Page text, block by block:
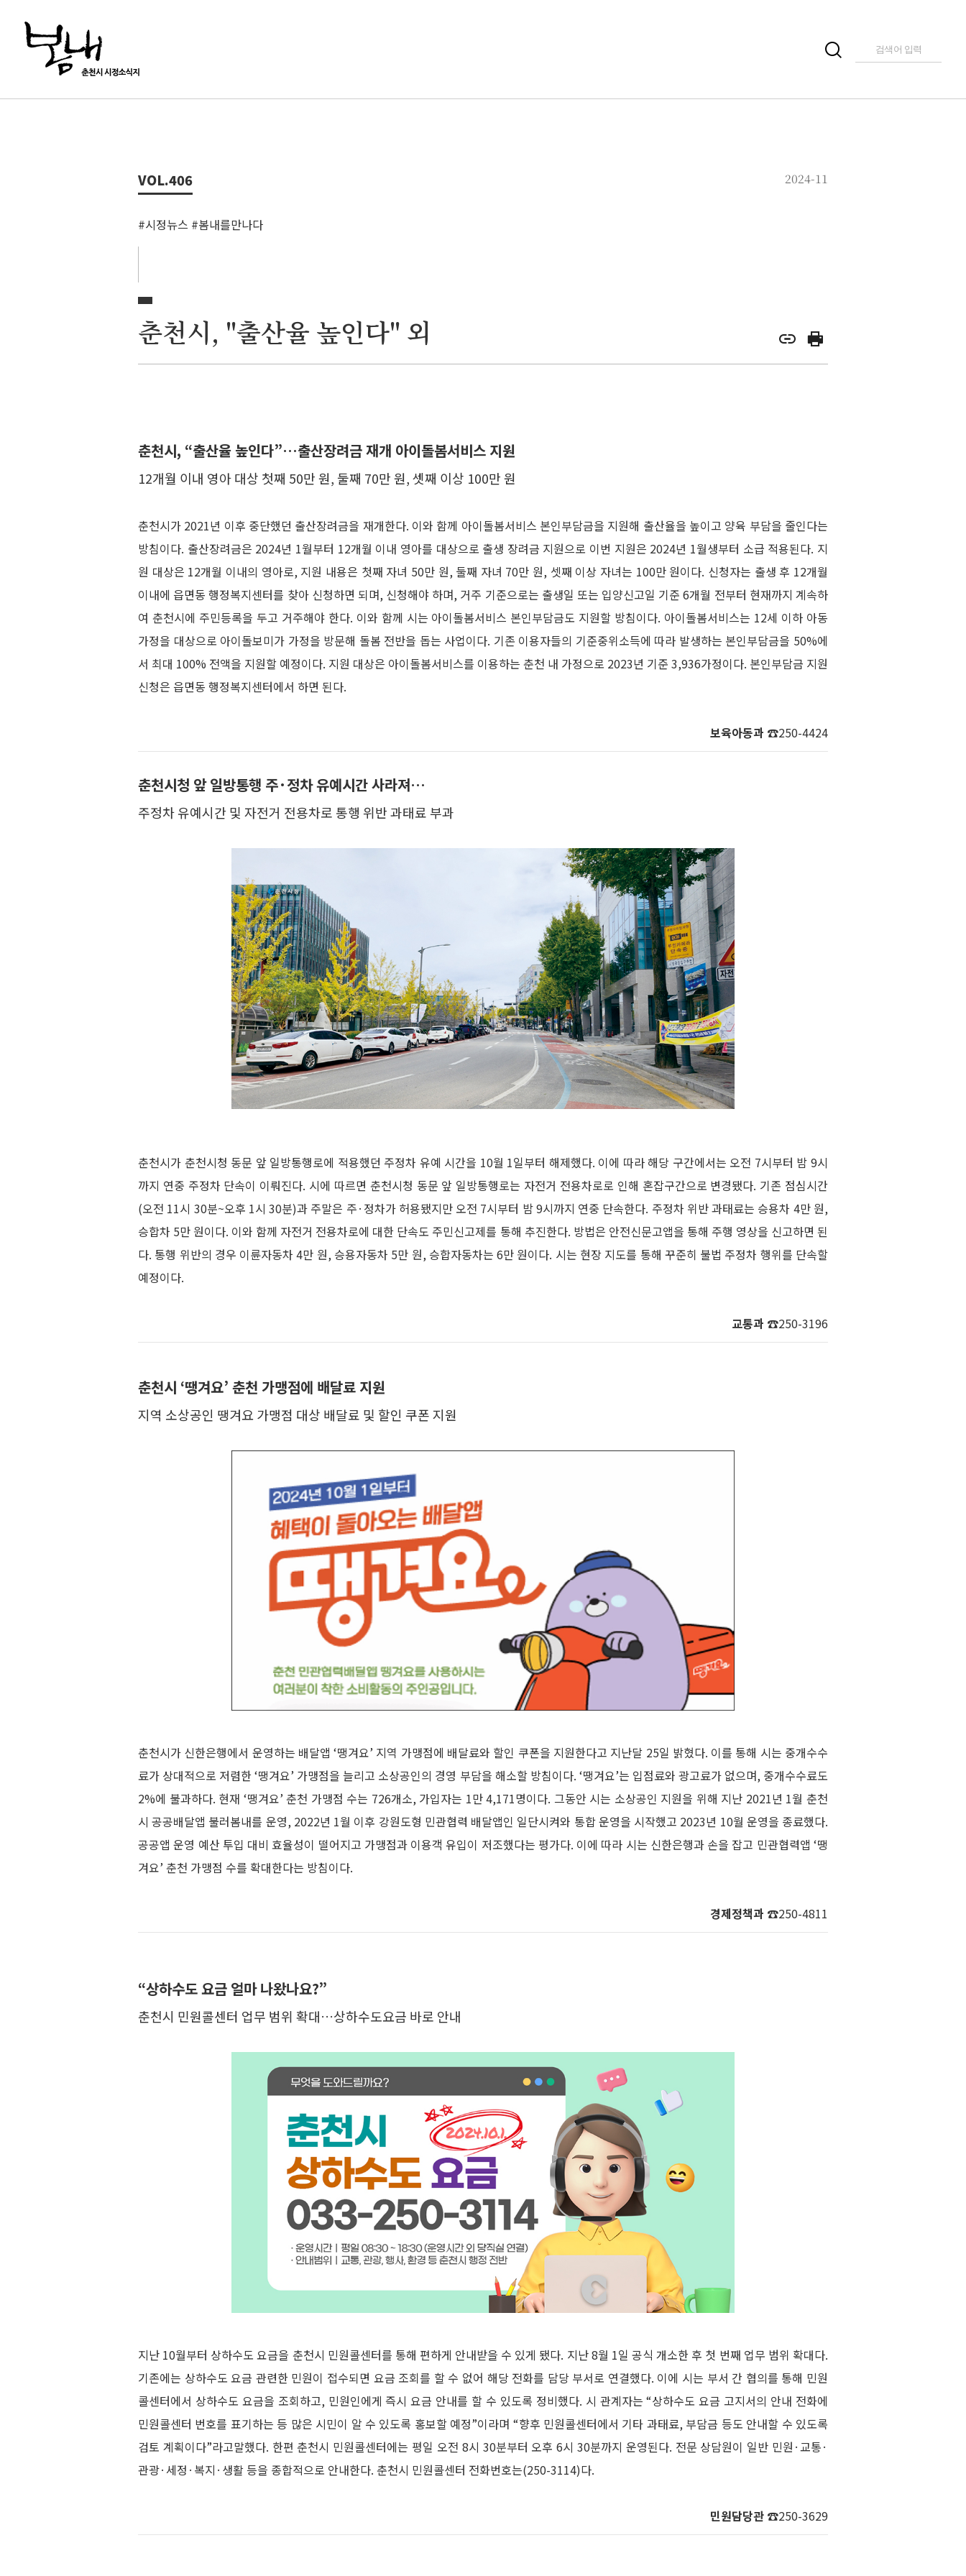
VOL.406 2024-11
#시정뉴스 #봄내를만나다
춘천시, "출산율 높인다" 외
춘천시, “출산율 높인다”…출산장려금 재개 아이돌봄서비스 지원
12개월 이내 영아 대상 첫째 50만 원, 둘째 70만 원, 셋째 이상 100만 원
춘천시가 2021년 이후 중단했던 출산장려금을 재개한다. 이와 함께 아이돌봄서비스 본인부담금을 지원해 출산율을 높이고 양육 부담을 줄인다는
방침이다. 출산장려금은 2024년 1월부터 12개월 이내 영아를 대상으로 출생 장려금 지원으로 이번 지원은 2024년 1월생부터 소급 적용된다. 지
원 대상은 12개월 이내의 영아로, 지원 내용은 첫째 자녀 50만 원, 둘째 자녀 70만 원, 셋째 이상 자녀는 100만 원이다. 신청자는 출생 후 12개월
이내에 읍면동 행정복지센터를 찾아 신청하면 되며, 신청해야 하며, 거주 기준으로는 출생일 또는 입양신고일 기준 6개월 전부터 현재까지 계속하
여 춘천시에 주민등록을 두고 거주해야 한다. 이와 함께 시는 아이돌봄서비스 본인부담금도 지원할 방침이다. 아이돌봄서비스는 12세 이하 아동
가정을 대상으로 아이돌보미가 가정을 방문해 돌봄 전반을 돕는 사업이다. 기존 이용자들의 기준중위소득에 따라 발생하는 본인부담금을 50%에
서 최대 100% 전액을 지원할 예정이다. 지원 대상은 아이돌봄서비스를 이용하는 춘천 내 가정으로 2023년 기준 3,936가정이다. 본인부담금 지원
신청은 읍면동 행정복지센터에서 하면 된다.
보육아동과 ☎250-4424
춘천시청 앞 일방통행 주·정차 유예시간 사라져…
주정차 유예시간 및 자전거 전용차로 통행 위반 과태료 부과
춘천시가 춘천시청 동문 앞 일방통행로에 적용했던 주정차 유예 시간을 10월 1일부터 해제했다. 이에 따라 해당 구간에서는 오전 7시부터 밤 9시
까지 연중 주정차 단속이 이뤄진다. 시에 따르면 춘천시청 동문 앞 일방통행로는 자전거 전용차로로 인해 혼잡구간으로 변경됐다. 기존 점심시간
(오전 11시 30분~오후 1시 30분)과 주말은 주·정차가 허용됐지만 오전 7시부터 밤 9시까지 연중 단속한다. 주정차 위반 과태료는 승용차 4만 원,
승합차 5만 원이다. 이와 함께 자전거 전용차로에 대한 단속도 주민신고제를 통해 추진한다. 방법은 안전신문고앱을 통해 주행 영상을 신고하면 된
다. 통행 위반의 경우 이륜자동차 4만 원, 승용자동차 5만 원, 승합자동차는 6만 원이다. 시는 현장 지도를 통해 꾸준히 불법 주정차 행위를 단속할
예정이다.
교통과 ☎250-3196
춘천시 ‘땡겨요’ 춘천 가맹점에 배달료 지원
지역 소상공인 땡겨요 가맹점 대상 배달료 및 할인 쿠폰 지원
춘천시가 신한은행에서 운영하는 배달앱 ‘땡겨요’ 지역 가맹점에 배달료와 할인 쿠폰을 지원한다고 지난달 25일 밝혔다. 이를 통해 시는 중개수수
료가 상대적으로 저렴한 ‘땡겨요’ 가맹점을 늘리고 소상공인의 경영 부담을 해소할 방침이다. ‘땡겨요’는 입점료와 광고료가 없으며, 중개수수료도
2%에 불과하다. 현재 ‘땡겨요’ 춘천 가맹점 수는 726개소, 가입자는 1만 4,171명이다. 그동안 시는 소상공인 지원을 위해 지난 2021년 1월 춘천
시 공공배달앱 불러봄내를 운영, 2022년 1월 이후 강원도형 민관협력 배달앱인 일단시켜와 통합 운영을 시작했고 2023년 10월 운영을 종료했다.
공공앱 운영 예산 투입 대비 효율성이 떨어지고 가맹점과 이용객 유입이 저조했다는 평가다. 이에 따라 시는 신한은행과 손을 잡고 민관협력앱 ‘땡
겨요’ 춘천 가맹점 수를 확대한다는 방침이다.
경제정책과 ☎250-4811
“상하수도 요금 얼마 나왔나요?”
춘천시 민원콜센터 업무 범위 확대…상하수도요금 바로 안내
지난 10월부터 상하수도 요금을 춘천시 민원콜센터를 통해 편하게 안내받을 수 있게 됐다. 지난 8월 1일 공식 개소한 후 첫 번째 업무 범위 확대다.
기존에는 상하수도 요금 관련한 민원이 접수되면 요금 조회를 할 수 없어 해당 전화를 담당 부서로 연결했다. 이에 시는 부서 간 협의를 통해 민원
콜센터에서 상하수도 요금을 조회하고, 민원인에게 즉시 요금 안내를 할 수 있도록 정비했다. 시 관계자는 “상하수도 요금 고지서의 안내 전화에
민원콜센터 번호를 표기하는 등 많은 시민이 알 수 있도록 홍보할 예정”이라며 “향후 민원콜센터에서 기타 과태료, 부담금 등도 안내할 수 있도록
검토 계획이다”라고말했다. 한편 춘천시 민원콜센터에는 평일 오전 8시 30분부터 오후 6시 30분까지 운영된다. 전문 상담원이 일반 민원·교통·
관광·세정·복지·생활 등을 종합적으로 안내한다. 춘천시 민원콜센터 전화번호는(250-3114)다.
민원담당관 ☎250-3629